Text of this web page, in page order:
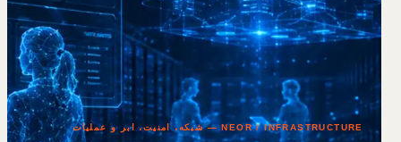
NEOR / INFRASTRUCTURE — شبکه، امنیت، ابر و عملیات